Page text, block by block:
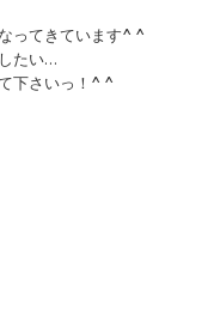
ってきています^ ^
たい…
下さいっ！^ ^